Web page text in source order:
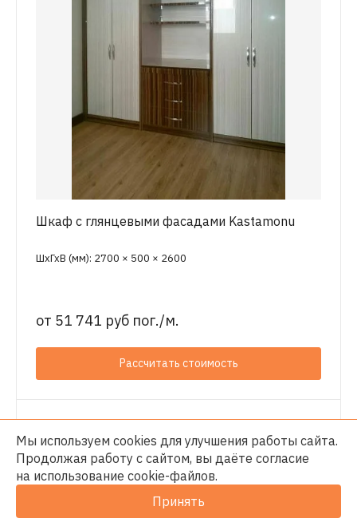
Шкаф с глянцевыми фасадами Kastamonu
ШхГхВ (мм): 2700 × 500 × 2600
от 51 741 руб пог./м.
Рассчитать стоимость
Мы используем cookies для улучшения работы сайта.
Продолжая работу с сайтом, вы даёте согласие
на использование cookie-файлов.
Принять